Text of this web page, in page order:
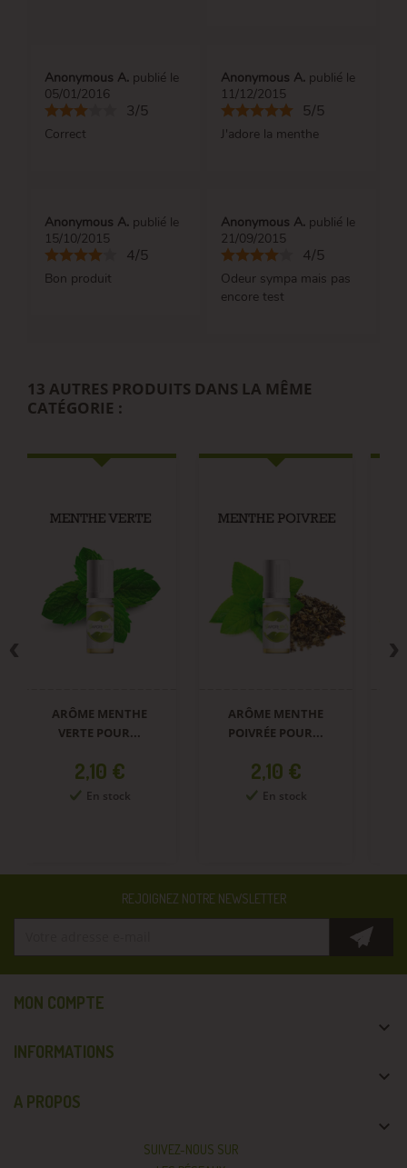
Anonymous A. publié le
05/01/2016
3/5
Correct
Anonymous A. publié le
11/12/2015
5/5
J'adore la menthe
Anonymous A. publié le
15/10/2015
4/5
Bon produit
Anonymous A. publié le
21/09/2015
4/5
Odeur sympa mais pas
encore test
13 AUTRES PRODUITS DANS LA MÊME
CATÉGORIE :
ARÔME MENTHE
VERTE POUR...
Prix
2,10 €
En stock
ARÔME MENTHE
POIVRÉE POUR...
Prix
2,10 €
En stock
REJOIGNEZ NOTRE NEWSLETTER
MON COMPTE

INFORMATIONS

A PROPOS

SUIVEZ-NOUS SUR